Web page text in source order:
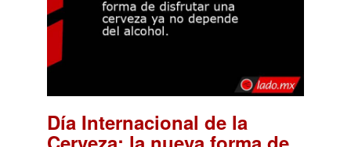
Día Internacional de la